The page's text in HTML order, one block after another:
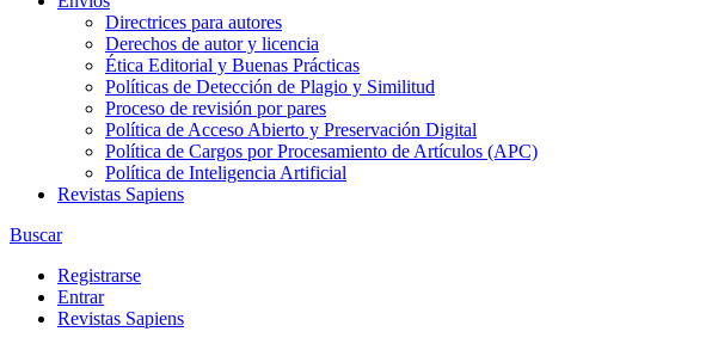
Directrices para autores
Derechos de autor y licencia
Ética Editorial y Buenas Prácticas
Políticas de Detección de Plagio y Similitud
Proceso de revisión por pares
Política de Acceso Abierto y Preservación Digital
Política de Cargos por Procesamiento de Artículos (APC)
Política de Inteligencia Artificial
Revistas Sapiens
Buscar
Registrarse
Entrar
Revistas Sapiens